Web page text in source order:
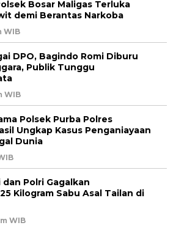
Bosar Maligas Terluka
demi Berantas Narkoba
WIB
DPO, Bagindo Romi Diburu
Publik Tunggu
WIB
Polsek Purba Polres
Ungkap Kasus Penganiayaan
Dunia
Polri Gagalkan
Kilogram Sabu Asal Tailan di
WIB